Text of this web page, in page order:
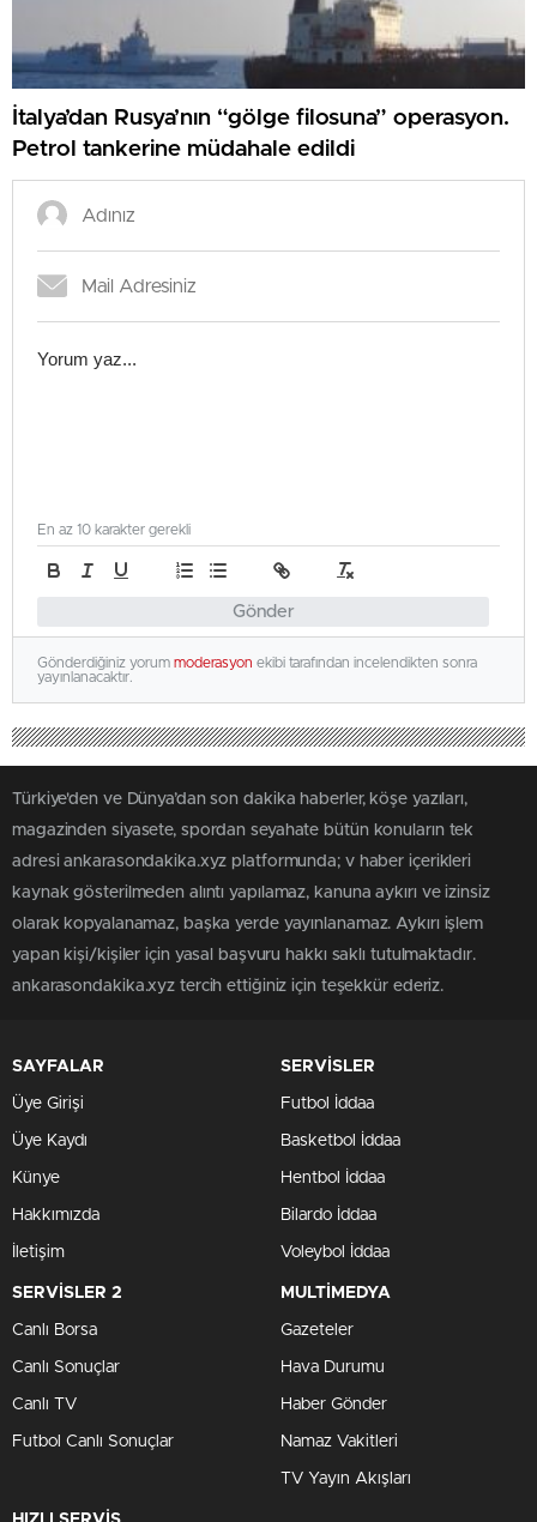
İtalya’dan Rusya’nın “gölge filosuna” operasyon.
Petrol tankerine müdahale edildi
Gönder
En az 10 karakter gerekli
Gönderdiğiniz yorum moderasyon ekibi tarafından incelendikten sonra
yayınlanacaktır.
Türkiye'den ve Dünya’dan son dakika haberler, köşe yazıları,
magazinden siyasete, spordan seyahate bütün konuların tek
adresi ankarasondakika.xyz platformunda; v haber içerikleri
kaynak gösterilmeden alıntı yapılamaz, kanuna aykırı ve izinsiz
olarak kopyalanamaz, başka yerde yayınlanamaz. Aykırı işlem
yapan kişi/kişiler için yasal başvuru hakkı saklı tutulmaktadır.
ankarasondakika.xyz tercih ettiğiniz için teşekkür ederiz.
SAYFALAR
Üye Girişi
Üye Kaydı
Künye
Hakkımızda
İletişim
SERVİSLER
Futbol İddaa
Basketbol İddaa
Hentbol İddaa
Bilardo İddaa
Voleybol İddaa
SERVİSLER 2
Canlı Borsa
Canlı Sonuçlar
Canlı TV
Futbol Canlı Sonuçlar
MULTİMEDYA
Gazeteler
Hava Durumu
Haber Gönder
Namaz Vakitleri
TV Yayın Akışları